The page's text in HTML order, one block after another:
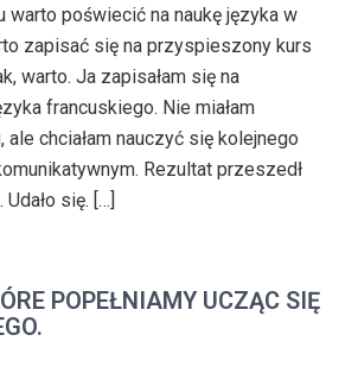
warto poświecić na naukę języka w
zapisać się na przyspieszony kurs
warto. Ja zapisałam się na
francuskiego. Nie miałam
chciałam nauczyć się kolejnego
Rezultat przeszedł
się. […]
POPEŁNIAMY UCZĄC SIĘ